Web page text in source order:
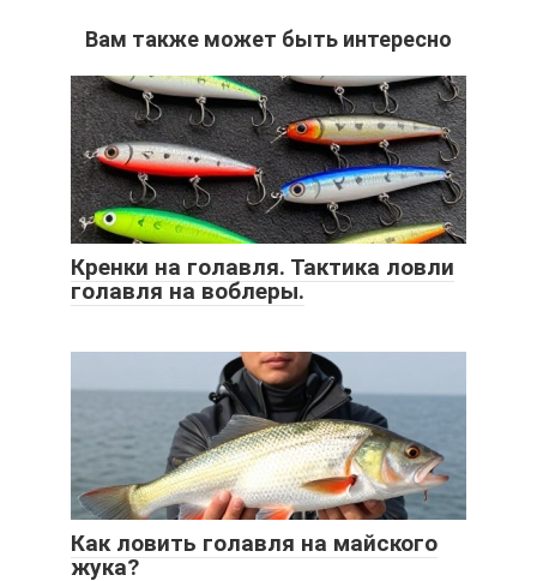
Вам также может быть интересно
Кренки на голавля. Тактика ловли
голавля на воблеры.
Как ловить голавля на майского
жука?